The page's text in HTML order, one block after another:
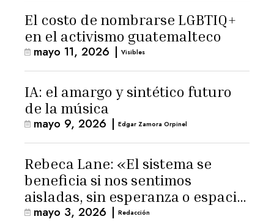
El costo de nombrarse LGBTIQ+
en el activismo guatemalteco
mayo 11, 2026 | Visibles
IA: el amargo y sintético futuro
de la música
mayo 9, 2026 | Edgar Zamora Orpinel
Rebeca Lane: «El sistema se
beneficia si nos sentimos
aisladas, sin esperanza o espacio
para la ternura»
mayo 3, 2026 | Redacción